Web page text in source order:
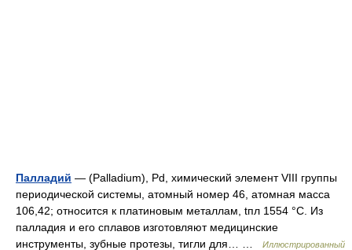
Палладий — (Palladium), Pd, химический элемент VIII группы
периодической системы, атомный номер 46, атомная масса
106,42; относится к платиновым металлам, tпл 1554 °C. Из
палладия и его сплавов изготовляют медицинские
инструменты, зубные протезы, тигли для… …
Иллюстрированный